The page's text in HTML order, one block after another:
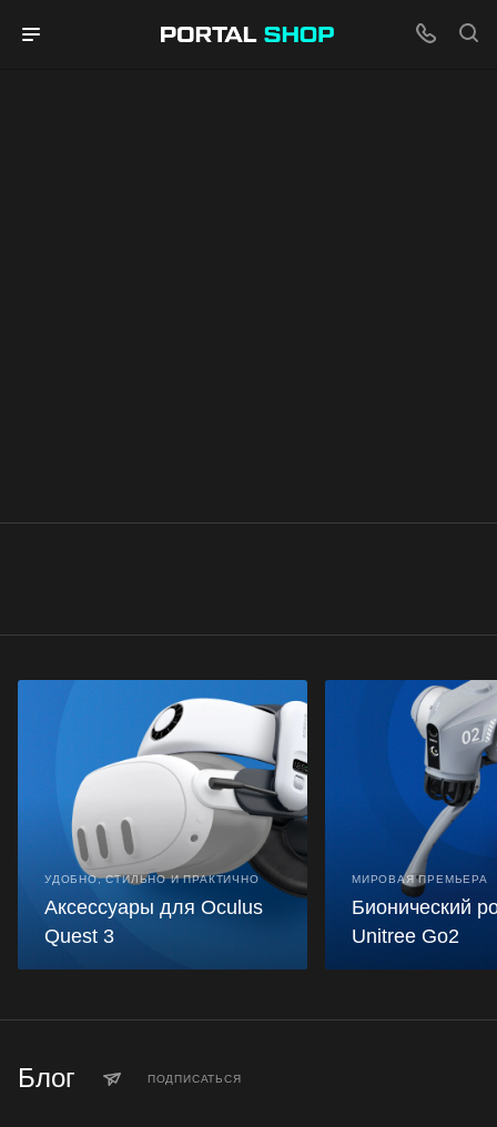
УДОБНО, СТИЛЬНО И ПРАКТИЧНО
Аксессуары для Oculus
Quest 3
МИРОВАЯ ПРЕМЬЕРА
Бионический
Unitree Go2
Блог ПОДПИСАТЬСЯ